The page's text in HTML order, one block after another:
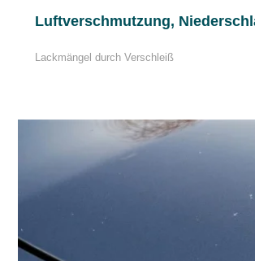
Luftverschmutzung,
Lackmängel durch Verschleiß